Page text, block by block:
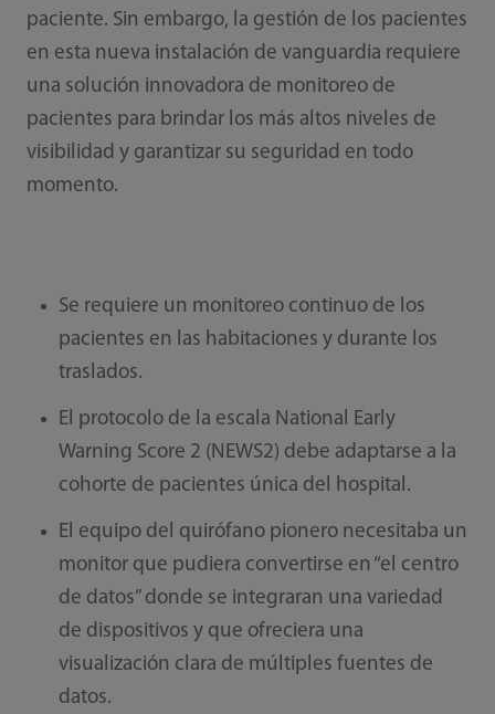
paciente. Sin embargo, la gestión de los pacientes
en esta nueva instalación de vanguardia requiere
una solución innovadora de monitoreo de
pacientes para brindar los más altos niveles de
visibilidad y garantizar su seguridad en todo
momento.
Se requiere un monitoreo continuo de los
pacientes en las habitaciones y durante los
traslados.
El protocolo de la escala National Early
Warning Score 2 (NEWS2) debe adaptarse a la
cohorte de pacientes única del hospital.
El equipo del quirófano pionero necesitaba un
monitor que pudiera convertirse en “el centro
de datos” donde se integraran una variedad
de dispositivos y que ofreciera una
visualización clara de múltiples fuentes de
datos.